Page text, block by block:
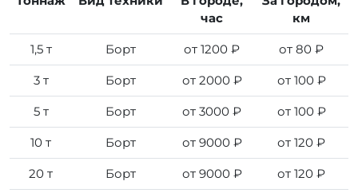
час
км
1,5 т Борт от 1200 ₽ от 80 ₽
3 т Борт от 2000 ₽ от 100 ₽
5 т Борт от 3000 ₽ от 100 ₽
10 т Борт от 9000 ₽ от 120 ₽
20 т Борт от 9000 ₽ от 120 ₽